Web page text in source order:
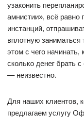
узаконить
амнистии», всё равно
инстанций,
вплотную
этом с чего начинать,
сколько денег брать
— неизвестно.
Для наших клиентов,
предлагаем услугу